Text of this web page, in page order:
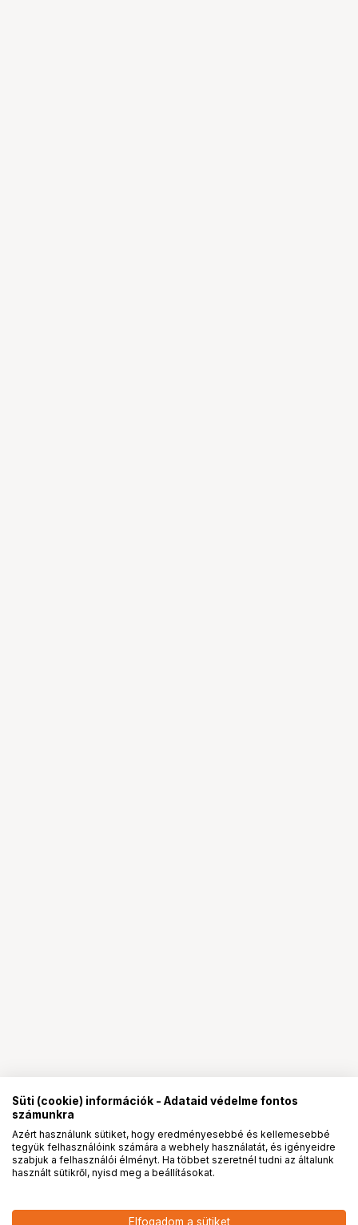
PROpartnerségek
Süti (cookie) információk - Adataid védelme fontos
számunkra
Azért használunk sütiket, hogy eredményesebbé és kellemesebbé
tegyük felhasználóink számára a webhely használatát, és igényeidre
szabjuk a felhasználói élményt. Ha többet szeretnél tudni az általunk
használt sütikről, nyisd meg a beállításokat.
Elfogadom a sütiket